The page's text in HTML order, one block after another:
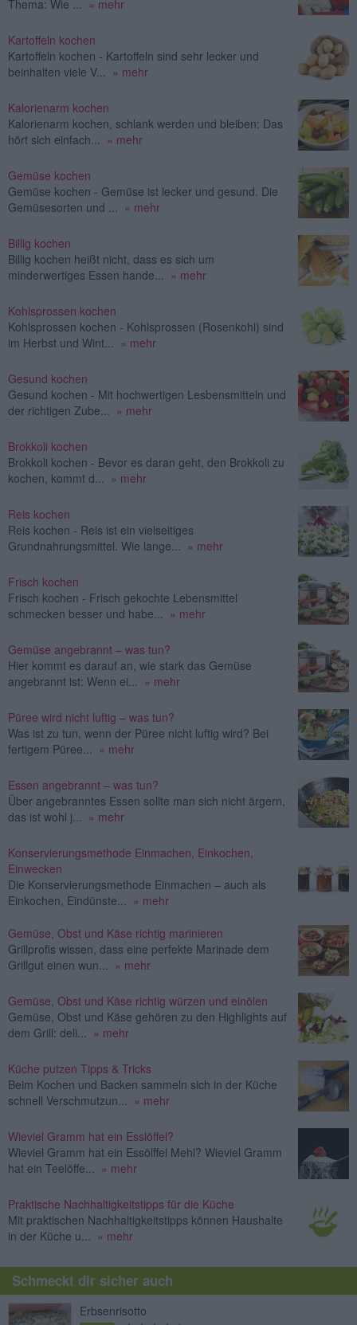
Thema: Wie ... » mehr
Kartoffeln kochen
Kartoffeln kochen - Kartoffeln sind sehr lecker und
beinhalten viele V...
» mehr
Kalorienarm kochen
Kalorienarm kochen, schlank werden und bleiben: Das
hört sich einfach...
» mehr
Gemüse kochen
Gemüse kochen - Gemüse ist lecker und gesund. Die
Gemüsesorten und ...
» mehr
Billig kochen
Billig kochen heißt nicht, dass es sich um
minderwertiges Essen hande...
» mehr
Kohlsprossen kochen
Kohlsprossen kochen - Kohlsprossen (Rosenkohl) sind
im Herbst und Wint...
» mehr
Gesund kochen
Gesund kochen - Mit hochwertigen Lesbensmitteln und
der richtigen Zube...
» mehr
Brokkoli kochen
Brokkoli kochen - Bevor es daran geht, den Brokkoli zu
kochen, kommt d...
» mehr
Reis kochen
Reis kochen - Reis ist ein vielseitiges
Grundnahrungsmittel. Wie lange...
» mehr
Frisch kochen
Frisch kochen - Frisch gekochte Lebensmittel
schmecken besser und habe...
» mehr
Gemüse angebrannt – was tun?
Hier kommt es darauf an, wie stark das Gemüse
angebrannt ist: Wenn ei...
» mehr
Püree wird nicht luftig – was tun?
Was ist zu tun, wenn der Püree nicht luftig wird? Bei
fertigem Püree...
» mehr
Essen angebrannt – was tun?
Über angebranntes Essen sollte man sich nicht ärgern,
das ist wohl j...
» mehr
Konservierungsmethode Einmachen, Einkochen,
Einwecken
Die Konservierungsmethode Einmachen – auch als
Einkochen, Eindünste...
» mehr
Gemüse, Obst und Käse richtig marinieren
Grillprofis wissen, dass eine perfekte Marinade dem
Grillgut einen wun...
» mehr
Gemüse, Obst und Käse richtig würzen und einölen
Gemüse, Obst und Käse gehören zu den Highlights auf
dem Grill: deli...
» mehr
Küche putzen Tipps & Tricks
Beim Kochen und Backen sammeln sich in der Küche
schnell Verschmutzun...
» mehr
Wieviel Gramm hat ein Esslöffel?
Wieviel Gramm hat ein Essölffel Mehl? Wieviel Gramm
hat ein Teelöffe...
» mehr
Praktische Nachhaltigkeitstipps für die Küche
Mit praktischen Nachhaltigkeitstipps können Haushalte
in der Küche u...
» mehr
Schmeckt dir sicher auch
Erbsenrisotto